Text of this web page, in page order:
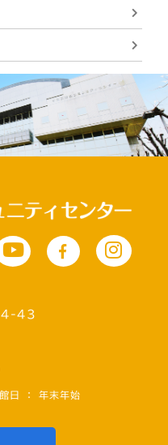
43
日 ： 年末年始